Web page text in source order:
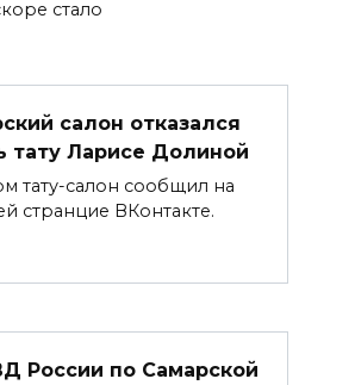
стало
салон отказался
тату Ларисе Долиной
тату-салон сообщил на
странцие ВКонтакте.
России по Самарской